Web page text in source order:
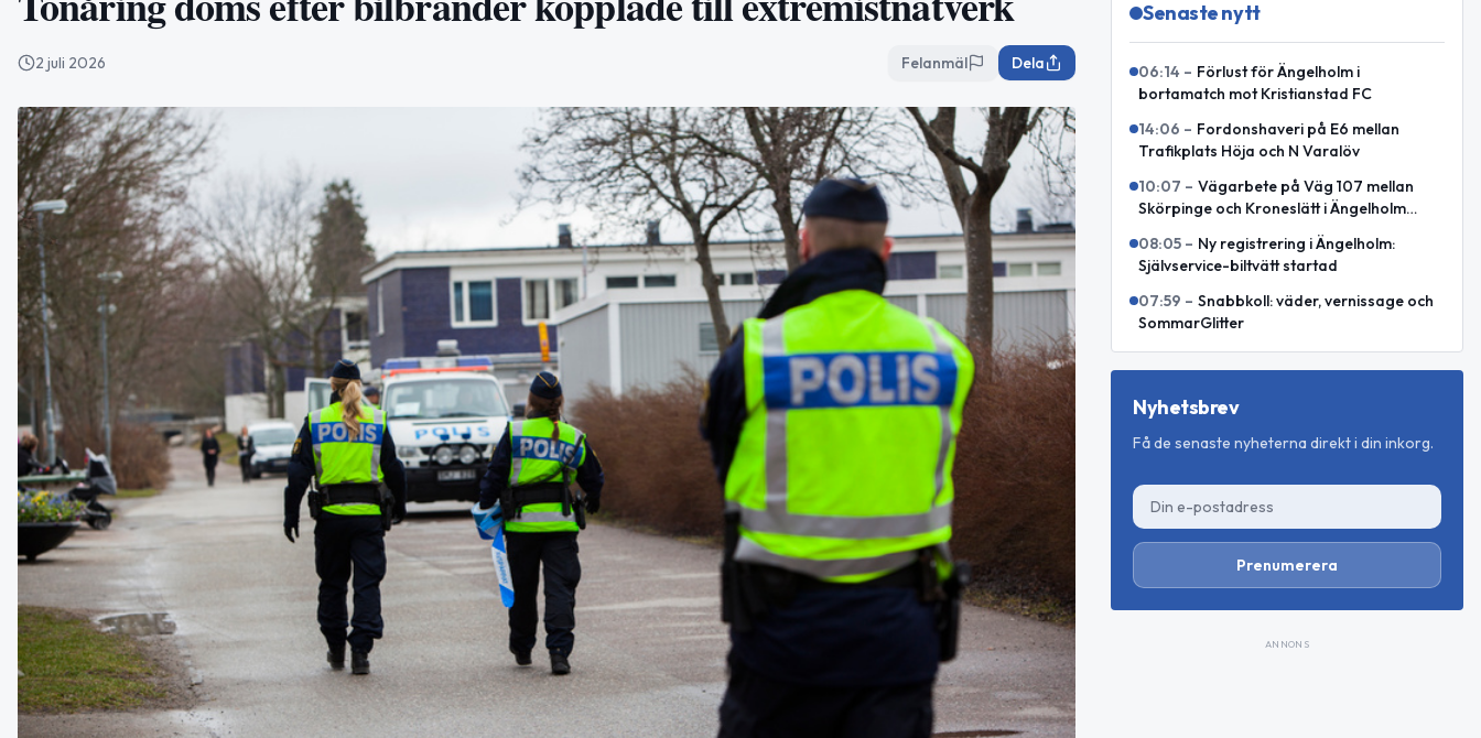
2 juli 2026 Felanmäl Dela
Senaste nytt
06:14 – Förlust för Ängelholm i
bortamatch mot Kristianstad FC
14:06 – Fordonshaveri på E6 mellan
Trafikplats Höja och N Varalöv
10:07 – Vägarbete på Väg 107 mellan
Skörpinge och Kroneslätt i Ängelholm
08:05 – Ny registrering i Ängelholm:
Självservice-biltvätt startad
07:59 – Snabbkoll: väder, vernissage och
SommarGlitter
Nyhetsbrev
Få de senaste nyheterna direkt i din inkorg.
Prenumerera
ANNONS